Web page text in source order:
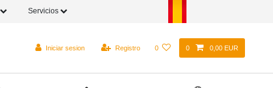
Servicios
Iniciar sesion Registro 0 0 0,00 EUR